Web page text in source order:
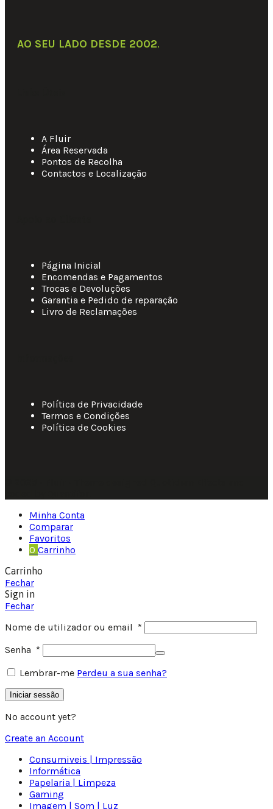
AO SEU LADO DESDE 2002.
A Fluir
Área Reservada
Pontos de Recolha
Contactos e Localização
Página Inicial
Encomendas e Pagamentos
Trocas e Devoluções
Garantia e Pedido de reparação
Livro de Reclamações
Política de Privacidade
Termos e Condições
Política de Cookies
Minha Conta
Comparar
Favoritos
0 Carrinho
Carrinho
Fechar
Sign in
Fechar
Nome de utilizador ou email *
Senha *
Lembrar-me Perdeu a sua senha?
Iniciar sessão
No account yet?
Create an Account
Consumiveis | Impressão
Informática
Papelaria | Limpeza
Gaming
Imagem | Som | Luz